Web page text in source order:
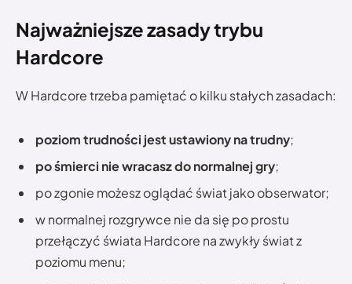
Najważniejsze zasady trybu
Hardcore
W Hardcore trzeba pamiętać o kilku stałych zasadach:
poziom trudności jest ustawiony na trudny;
po śmierci nie wracasz do normalnej gry;
po zgonie możesz oglądać świat jako obserwator;
w normalnej rozgrywce nie da się po prostu
przełączyć świata Hardcore na zwykły świat z
poziomu menu;